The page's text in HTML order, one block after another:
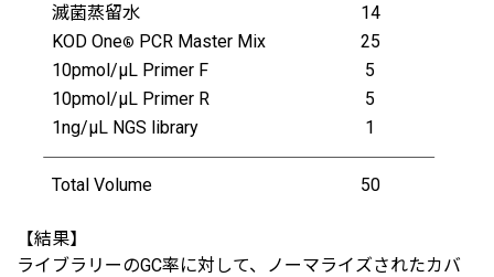
滅菌蒸留水
14
KOD One® PCR Master Mix 25
10pmol/μL Primer F
5
10pmol/μL Primer R
5
1ng/μL NGS library
1
Total Volume 50
【結果】
ライブラリーのGC率に対して、ノーマライズされたカバ